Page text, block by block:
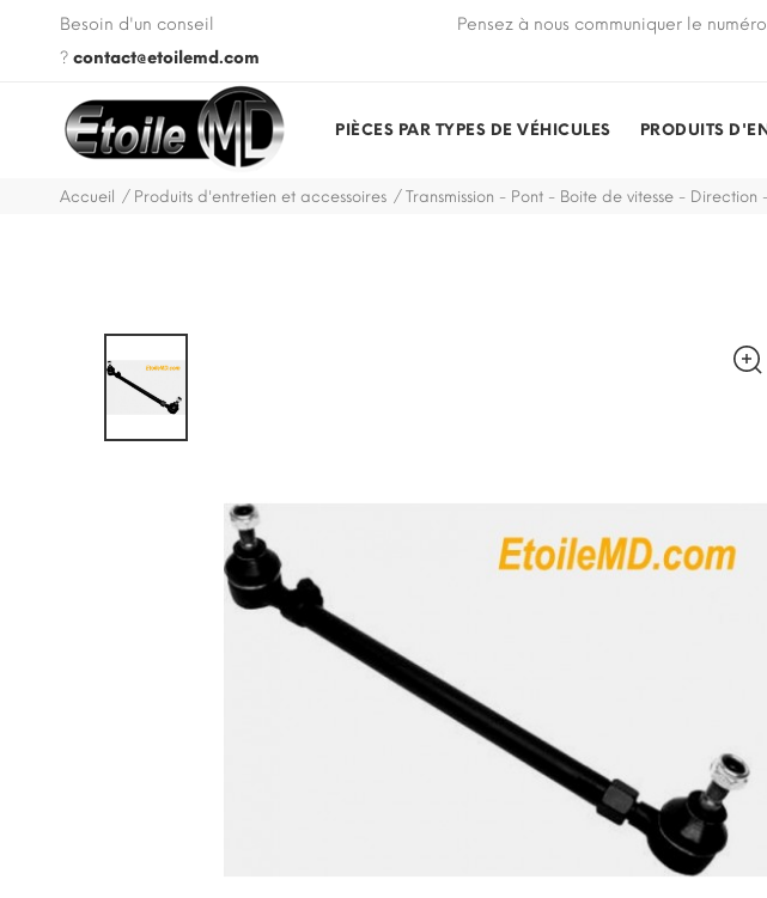
Besoin d'un conseil
? contact@etoilemd.com
VIN de votre véhicule lors de votre commande. Pensez à nous communiquer le
PIÈCES PAR TYPES DE VÉHICULES PRODUITS
Accueil Produits d'entretien et accessoires Transmission - Pont - Boite de vitesse - Direction